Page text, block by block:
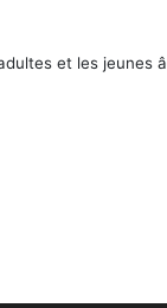
et les jeunes